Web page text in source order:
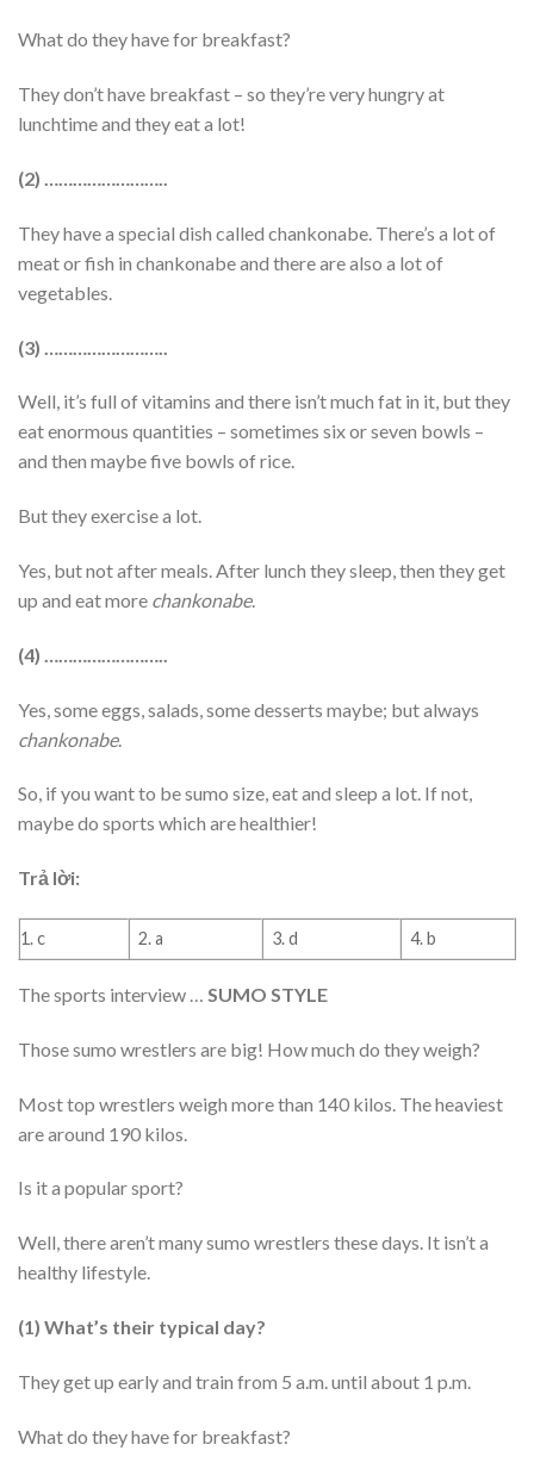
What do they have for breakfast?
They don’t have breakfast – so they’re very hungry at
lunchtime and they eat a lot!
(2) ……………………..
They have a special dish called chankonabe. There’s a lot of
meat or fish in chankonabe and there are also a lot of
vegetables.
(3)
Well, it’s full of vitamins and there isn’t much fat in it, but they
eat enormous quantities – sometimes six or seven bowls –
and then maybe five bowls of rice.
But they exercise a lot.
Yes, but not after meals. After lunch they sleep, then they get
up and eat more chankonabe.
(4) ……………………..
Yes, some eggs, salads, some desserts maybe; but always
chankonabe.
So, if you want to be sumo size, eat and sleep a lot. If not,
maybe do sports which are healthier!
Trả lời:
1. c 2. a 3. d 4. b
The sports interview … SUMO STYLE
Those sumo wrestlers are big! How much do they weigh?
Most top wrestlers weigh more than 140 kilos. The heaviest
are around 190 kilos.
Is it a popular sport?
Well, there aren’t many sumo wrestlers these days. It isn’t a
healthy lifestyle.
(1) What’s their typical day?
They get up early and train from 5 a.m. until about 1 p.m.
What do they have for breakfast?